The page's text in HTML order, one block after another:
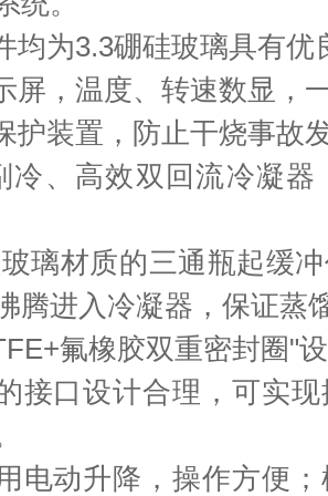
均为3.3硼硅玻璃具有优
屏，温度、转速数显，
护装置，防止干烧事故
冷、高效双回流冷凝
璃材质的三通瓶起缓
腾进入冷凝器，保证蒸
氟橡胶双重密封圈"
接口设计合理，可实
电动升降，操作方便